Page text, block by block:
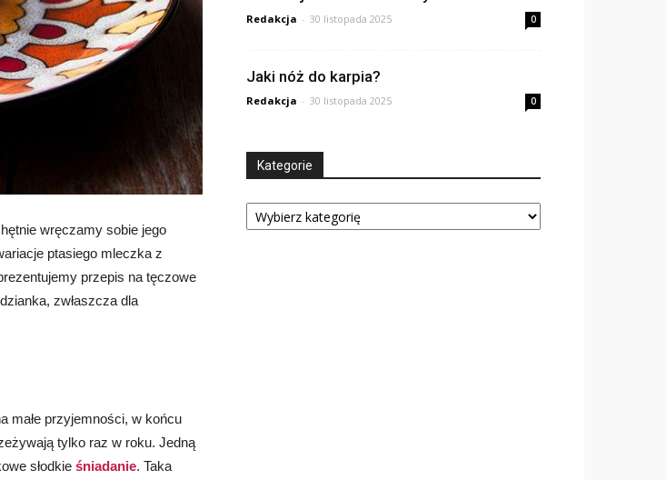
wręczamy sobie jego
ptasiego mleczka z
przepis na tęczowe
zwłaszcza dla
małe przyjemności, w końcu
tylko raz w roku. Jedną
słodkie śniadanie. Taka
Redakcja - 30 listopada 2025 0
Jaki nóż do karpia?
Redakcja - 30 listopada 2025 0
Kategorie
Kategorie